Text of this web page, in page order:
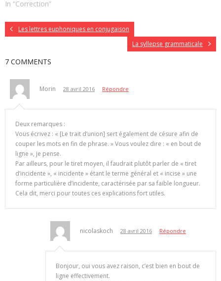
a
n
u
n
e
n
e
e
f
e
n
t
e
)
d
a
s
u
n
e
v
e
f
ê
r
e
)
e
f
e
n
n
s
u
n
l
e
n
e
)
In “Correction”
Les lettres euphoniques en conjugaison
La syllepse grammaticale
7 COMMENTS
Morin 28 avril 2016 Répondre
Deux remarques :
Vous écrivez : « [Le trait d’union] sert également de césure afin de
couper les mots en fin de phrase. » Vous voulez dire : « en bout de
ligne », je pense.
Par ailleurs, pour le tiret moyen, il faudrait plutôt parler de « tiret
d’incidente », « incidente » étant le terme général et « incise » une
forme particulière d’incidente, caractérisée par sa faible longueur.
Cela dit, merci pour toutes ces explications fort utiles.
nicolaskoch 28 avril 2016 Répondre
Bonjour, oui vous avez raison, c’est bien en bout de
ligne effectivement.